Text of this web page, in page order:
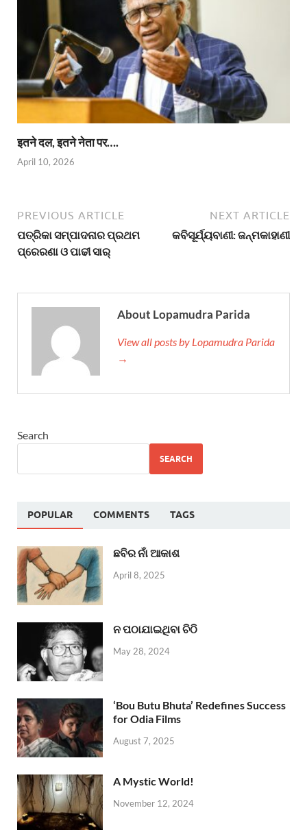
इतने दल, इतने नेता पर….
April 10, 2026
PREVIOUS ARTICLE
ପତ୍ରିକା ସମ୍ପାଦନାର ପ୍ରଥମ
ପ୍ରେରଣା ଓ ପାଢୀ ସାର୍
NEXT ARTICLE
କବିସୂର୍ଯ୍ୟବାଣୀ: ଜନ୍ମକାହାଣୀ
About Lopamudra Parida
View all posts by Lopamudra Parida
→
Search
SEARCH
POPULAR COMMENTS TAGS
ଛବିର ନାଁ ଆକାଶ
April 8, 2025
ନ ପଠାଯାଇଥିବା ଚିଠି
May 28, 2024
‘Bou Butu Bhuta’ Redefines Success
for Odia Films
August 7, 2025
A Mystic World!
November 12, 2024